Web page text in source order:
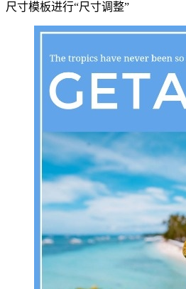
尺寸模板进行“尺寸调整”